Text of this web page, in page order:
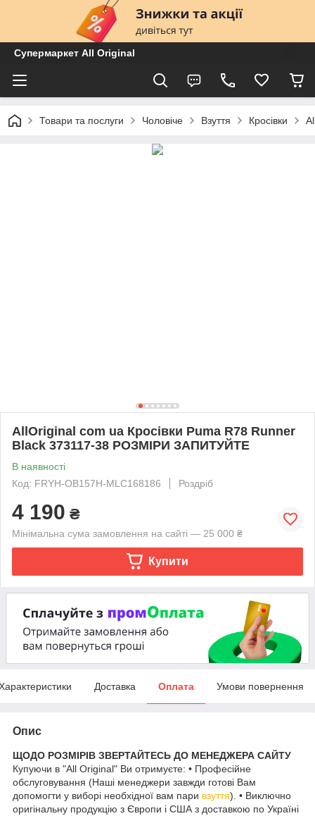
Супермаркет All Original
Товари та послуги Чоловіче Взуття Кросівки
AllOriginal com ua Кросівки Puma R78 Runner
Black 373117-38 РОЗМІРИ ЗАПИТУЙТЕ
В наявності
Код: FRYH-OB157H-MLC168186
Роздріб
4 190 ₴
Мінімальна сума замовлення на сайті — 25 000 ₴
Купити
Доставка Оплата Умови повернення
Опис
ЩОДО РОЗМІРІВ ЗВЕРТАЙТЕСЬ ДО МЕНЕДЖЕРА САЙТУ
Купуючи в "All Original" Ви отримуєте: • Професійне
обслуговування (Наші менеджери завжди готові Вам
допомогти у виборі необхідної вам пари взуття). • Виключно
оригінальну продукцію з Європи і США з доставкою по Україні